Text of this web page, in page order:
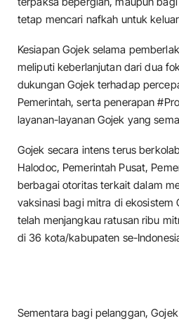
tetap mencari nafkah untuk
Kesiapan Gojek selama
meliputi keberlanjutan dari dua
dukungan Gojek terhadap
Pemerintah, serta penerapan
layanan-layanan Gojek yang
Gojek secara intens terus
Halodoc, Pemerintah Pusat,
berbagai otoritas terkait dalam
vaksinasi bagi mitra di ekosistem
telah menjangkau ratusan ribu
di 36 kota/kabupaten se-
Sementara bagi pelanggan,